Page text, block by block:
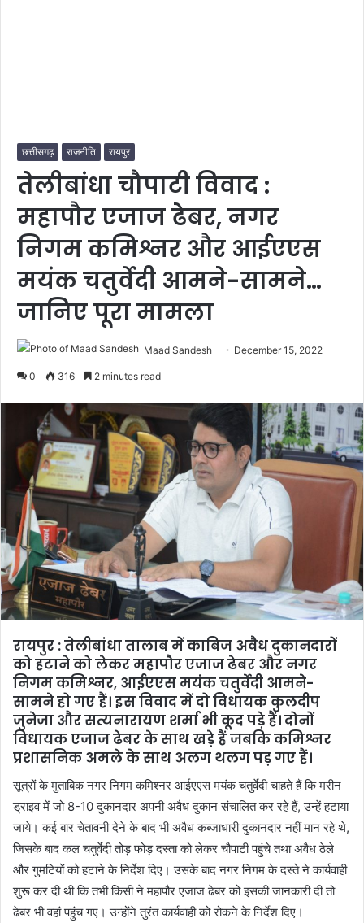
छत्तीसगढ़ राजनीति रायपुर
तेलीबांधा चौपाटी विवाद :
महापौर एजाज ढेबर, नगर
निगम कमिश्नर और आईएएस
मयंक चतुर्वेदी आमने-सामने…
जानिए पूरा मामला
Maad Sandesh December 15, 2022
0 316 2 minutes read
रायपुर : तेलीबांधा तालाब में काबिज अवैध दुकानदारों
को हटाने को लेकर महापौर एजाज ढेबर और नगर
निगम कमिश्नर, आईएएस मयंक चतुर्वेदी आमने-
सामने हो गए हैं। इस विवाद में दो विधायक कुलदीप
जुनेजा और सत्यनारायण शर्मा भी कूद पड़े हैं। दोनों
विधायक एजाज ढेबर के साथ खड़े हैं जबकि कमिश्नर
प्रशासनिक अमले के साथ अलग थलग पड़ गए हैं।
सूत्रों के मुताबिक नगर निगम कमिश्नर आईएएस मयंक चतुर्वेदी चाहते हैं कि मरीन
ड्राइव में जो 8-10 दुकानदार अपनी अवैध दुकान संचालित कर रहे हैं, उन्हें हटाया
जाये। कई बार चेतावनी देने के बाद भी अवैध कब्जाधारी दुकानदार नहीं मान रहे थे,
जिसके बाद कल चतुर्वेदी तोड़ फोड़ दस्ता को लेकर चौपाटी पहुंचे तथा अवैध ठेले
और गुमटियों को हटाने के निर्देश दिए। उसके बाद नगर निगम के दस्ते ने कार्यवाही
शुरू कर दी थी कि तभी किसी ने महापौर एजाज ढेबर को इसकी जानकारी दी तो
ढेबर भी वहां पहुंच गए। उन्होंने तुरंत कार्यवाही को रोकने के निर्देश दिए।